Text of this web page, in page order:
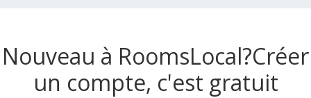
Nouveau à RoomsLocal?Créer
un compte, c'est gratuit